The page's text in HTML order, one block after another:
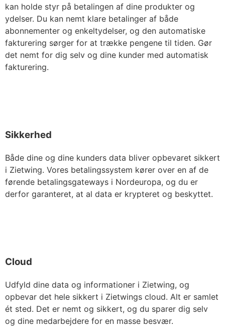
kan holde styr på betalingen af dine produkter og
ydelser. Du kan nemt klare betalinger af både
abonnementer og enkeltydelser, og den automatiske
fakturering sørger for at trække pengene til tiden. Gør
det nemt for dig selv og dine kunder med automatisk
fakturering.
Sikkerhed
Både dine og dine kunders data bliver opbevaret sikkert
i Zietwing. Vores betalingssystem kører over en af de
førende betalingsgateways i Nordeuropa, og du er
derfor garanteret, at al data er krypteret og beskyttet.
Cloud
Udfyld dine data og informationer i Zietwing, og
opbevar det hele sikkert i Zietwings cloud. Alt er samlet
ét sted. Det er nemt og sikkert, og du sparer dig selv
og dine medarbejdere for en masse besvær.